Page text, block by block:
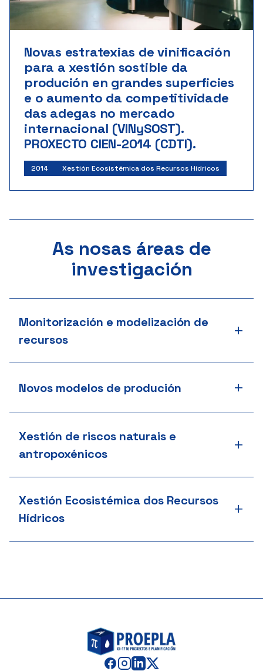
Novas estratexias de vinificación
para a xestión sostible da
produción en grandes superficies
e o aumento da competitividade
das adegas no mercado
internacional (VINySOST).
PROXECTO CIEN-2014 (CDTI).
Investigador principal:Javier Jose Cancela Barrio
Centro para o Desenvolvemento Tecnolóxico
Industrial
2014 Xestión Ecosistémica dos Recursos Hídricos
As nosas áreas de
investigación
Monitorización e modelización de
recursos
+
Novos modelos de produción +
Xestión de riscos naturais e
antropoxénicos
+
Xestión Ecosistémica dos Recursos
Hídricos
+